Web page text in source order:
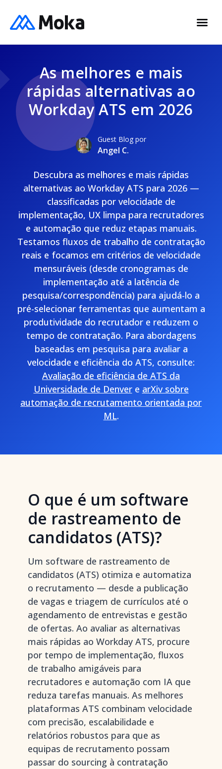
As melhores e mais
rápidas alternativas ao
Workday ATS em 2026
Guest Blog por
Angel C.
Descubra as melhores e mais rápidas
alternativas ao Workday ATS para 2026 —
classificadas por velocidade de
implementação, UX limpa para recrutadores
e automação que reduz etapas manuais.
Testamos fluxos de trabalho de contratação
reais e focamos em critérios de velocidade
mensuráveis (desde cronogramas de
implementação até a latência de
pesquisa/correspondência) para ajudá-lo a
pré-selecionar ferramentas que aumentam a
produtividade do recrutador e reduzem o
tempo de contratação. Para abordagens
baseadas em pesquisa para avaliar a
velocidade e eficiência do ATS, consulte:
Avaliação de eficiência de ATS da
Universidade de Denvere arXiv sobre
automação de recrutamento orientada por
ML.
O que é um software
de rastreamento de
candidatos (ATS)?
Um software de rastreamento de
candidatos (ATS) otimiza e automatiza
o recrutamento — desde a publicação
de vagas e triagem de currículos até o
agendamento de entrevistas e gestão
de ofertas. Ao avaliar as alternativas
mais rápidas ao Workday ATS, procure
por tempo de implementação, fluxos
de trabalho amigáveis para
recrutadores e automação com IA que
reduza tarefas manuais. As melhores
plataformas ATS combinam velocidade
com precisão, escalabilidade e
relatórios robustos para que as
equipas de recrutamento possam
passar do sourcing à contratação